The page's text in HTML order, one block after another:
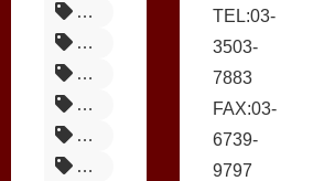
離れの宿 ほのか コンパニオ
ホテル茜
頼朝の湯 本陣
花鳥風月の宿 浮月
ホテルかつら
熱海玉の湯ホテル
TEL:03-
3503-
7883
FAX:03-
6739-
9797